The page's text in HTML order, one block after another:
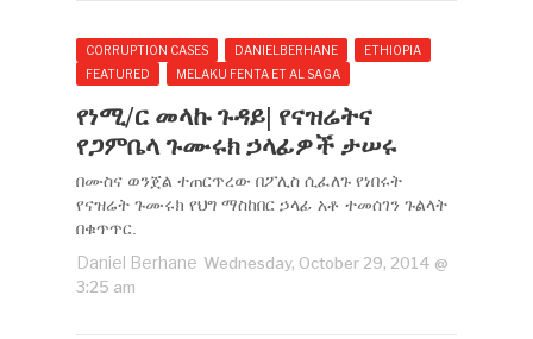
CORRUPTION CASES DANIELBERHANE
ETHIOPIA
FEATURED
MELAKU FENTA ET AL SAGA
የነሚ/ር መላኩ ጉዳይ| የናዝሬትና
የጋምቤላ ጉሙሩክ ኃላፊዎች ታሠሩ
በሙስና ወንጀል ተጠርጥረው በፖሊስ ሲፈለጉ የነበሩት
የናዝሬት ጉሙሩክ የህግ ማስከበር ኃላፊ አቶ ተመሰገን ጉልላት
በቁጥጥር.
Daniel Berhane Wednesday, October 29, 2014 @
3:25 am